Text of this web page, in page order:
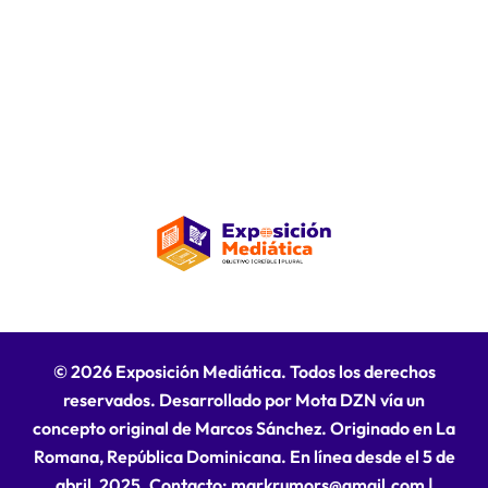
© 2026 Exposición Mediática. Todos los derechos
reservados. Desarrollado por Mota DZN vía un
concepto original de Marcos Sánchez. Originado en La
Romana, República Dominicana. En línea desde el 5 de